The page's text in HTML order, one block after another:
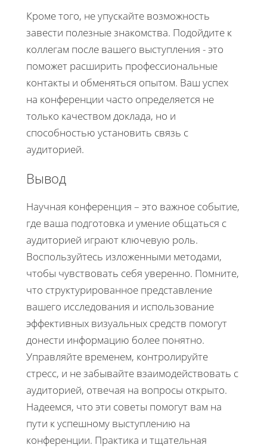
Кроме того, не упускайте возможность
завести полезные знакомства. Подойдите к
коллегам после вашего выступления - это
поможет расширить профессиональные
контакты и обменяться опытом. Ваш успех
на конференции часто определяется не
только качеством доклада, но и
способностью установить связь с
аудиторией.
Вывод
Научная конференция – это важное событие,
где ваша подготовка и умение общаться с
аудиторией играют ключевую роль.
Воспользуйтесь изложенными методами,
чтобы чувствовать себя уверенно. Помните,
что структурированное представление
вашего исследования и использование
эффективных визуальных средств помогут
донести информацию более понятно.
Управляйте временем, контролируйте
стресс, и не забывайте взаимодействовать с
аудиторией, отвечая на вопросы открыто.
Надеемся, что эти советы помогут вам на
пути к успешному выступлению на
конференции. Практика и тщательная